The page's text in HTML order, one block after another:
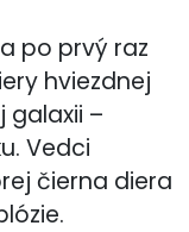
po prvý raz
hviezdnej
galaxii –
Vedci
čierna diera